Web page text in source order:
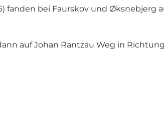
fanden bei Faurskov und
auf Johan Rantzau Weg in